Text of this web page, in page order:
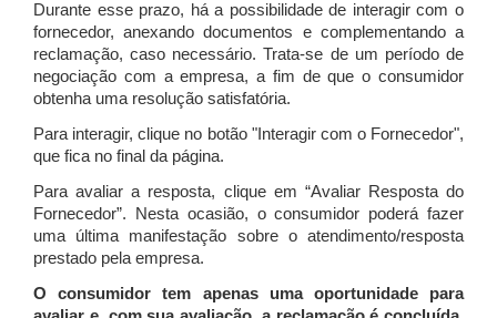
Durante esse prazo, há a possibilidade de interagir com o
fornecedor, anexando documentos e complementando a
reclamação, caso necessário.Trata-se de um período de
negociação com a empresa, a fim de que o consumidor
obtenha uma resolução satisfatória.
Para interagir, clique no botão "Interagir com o Fornecedor",
que fica no final da página.
Para avaliar a resposta, clique em “Avaliar Resposta do
Fornecedor”. Nesta ocasião, o consumidor poderá fazer
uma última manifestação sobre o atendimento/resposta
prestado pela empresa.
O consumidor tem apenas uma oportunidade para